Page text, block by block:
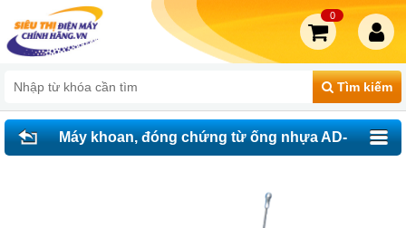
Tìm kiếm
0
Máy khoan, đóng chứng từ ống nhựa AD-